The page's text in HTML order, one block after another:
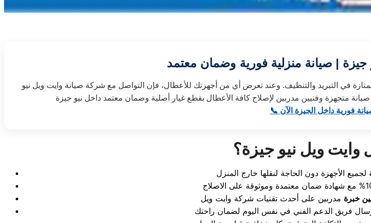
| صيانة منزلية فورية وضمان معتمد
في التبريد والتنظيف. وعند تعرض أي من أجهزتك للأعطال، فإن التواصل مع شركة صيانة وايت ويل نيو
صيانة فورية داخل الجيزة الآن
وايت ويل نيو جيزة؟
خبرة